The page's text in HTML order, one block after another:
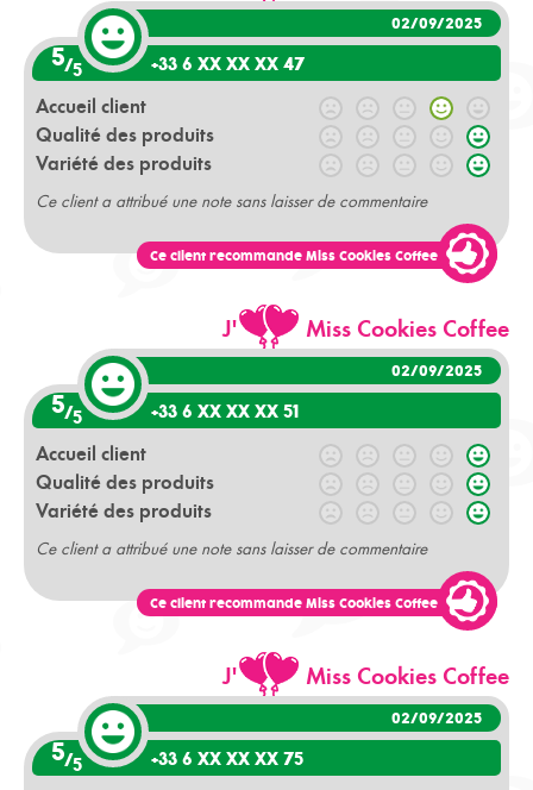
5/5 +33 6 XX XX XX 47
02/09/2025
Accueil client
Qualité des produits
Variété des produits
Ce client a attribué une note sans laisser de commentaire
Ce client recommande Miss Cookies Coffee
Miss Cookies Coffee
J'
5/5 +33 6 XX XX XX 51
02/09/2025
Accueil client
Qualité des produits
Variété des produits
Ce client a attribué une note sans laisser de commentaire
Ce client recommande Miss Cookies Coffee
Miss Cookies Coffee
J'
5/5 +33 6 XX XX XX 75
02/09/2025